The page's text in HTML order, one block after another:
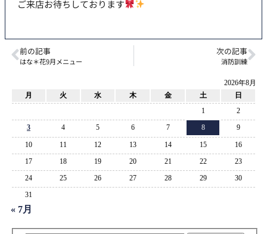
ご来店お待ちしております
前の記事
はな＊花9月メニュー
次の記事
消防訓練
2026年8月
月
火 水 木 金 土
日
1
2
3
4 5 6 7 8 9
10 11 12 13 14 15
16
17
18 19 20 21 22
23
24
25 26 27 28 29
30
31
« 7月